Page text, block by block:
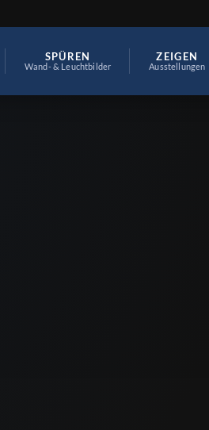
SPÜREN
Wand- & Leuchtbilder
ZEIGEN
Ausstellungen